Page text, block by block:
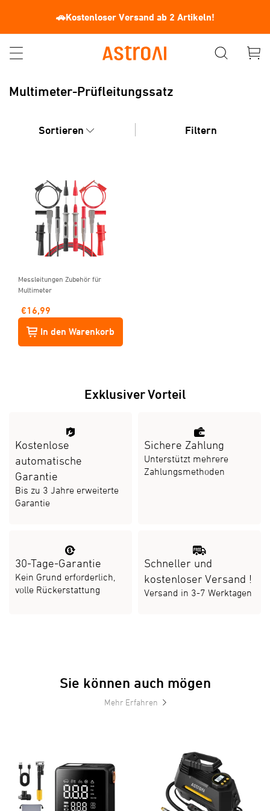
🚗Kostenloser Versand ab 2 Artikeln!
Multimeter-Prüfleitungssatz
Sortieren Filtern
Messleitungen Zubehör für
Multimeter
€16,99
In den Warenkorb
Exklusiver Vorteil
Kostenlose
automatische
Garantie
Bis zu 3 Jahre erweiterte
Garantie
Sichere Zahlung
Unterstützt mehrere
Zahlungsmethoden
30-Tage-Garantie
Kein Grund erforderlich,
volle Rückerstattung
Schneller und
kostenloser Versand !
Versand in 3-7 Werktagen
Sie können auch mögen
Mehr Erfahren